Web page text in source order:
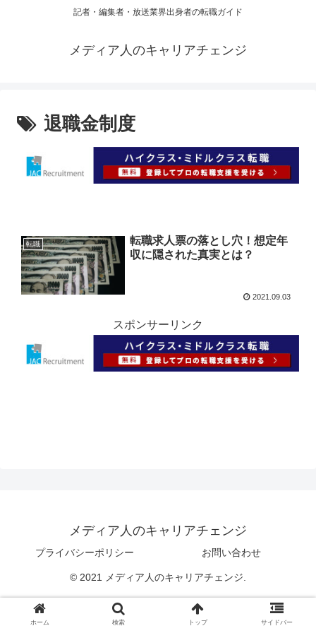
記者・編集者・放送業界出身者の転職ガイド
メディア人のキャリアチェンジ
退職金制度
転職
転職求人票の落とし穴！想定年
収に隠された真実とは？
2021.09.03
スポンサーリンク
メディア人のキャリアチェンジ
プライバシーポリシー お問い合わせ
© 2021 メディア人のキャリアチェンジ.
ホーム 検索 トップ サイドバー